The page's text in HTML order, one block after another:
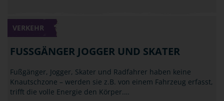
VERKEHR
FUSSGÄNGER JOGGER UND SKATER
Fußgänger, Jogger, Skater und Radfahrer haben keine
Knautschzone – werden sie z.B. von einem Fahrzeug erfasst,
trifft die volle Energie den Körper.…